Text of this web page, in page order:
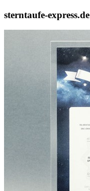
sterntaufe-express.de